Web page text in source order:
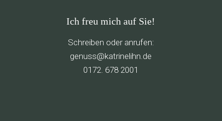
Ich freu mich auf Sie!
Schreiben oder anrufen:
ed.nh
ileni
rtak@
ssune
g
0172. 678 2001